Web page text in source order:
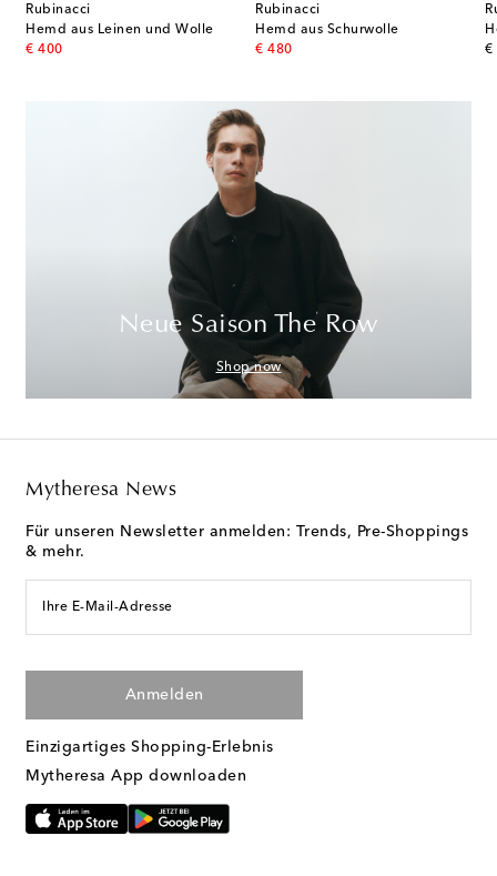
Rubinacci
Hemd aus Leinen und Wolle
€ 400
original price
Rubinacci
Hemd aus Schurwolle
€ 480
original price
€
Neue Saison The Row
Shop now
Mytheresa News
Für unseren Newsletter anmelden: Trends, Pre-Shoppings
& mehr.
Ihre E-Mail-Adresse
Anmelden
Einzigartiges Shopping-Erlebnis
Mytheresa App downloaden